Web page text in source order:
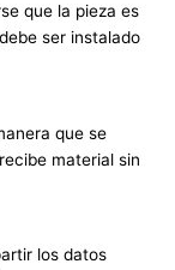
que la pieza es
ser instalado
que se
material sin
los datos